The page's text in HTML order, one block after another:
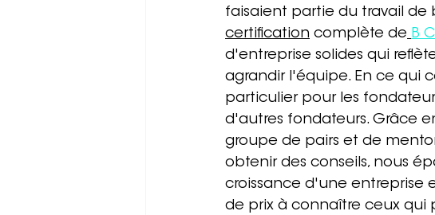
faisaient partie du travail
certification complète de B
d'entreprise solides qui
agrandir l'équipe. En ce qui
particulier pour les
d'autres fondateurs. Grâce
groupe de pairs et de
obtenir des conseils, nous
croissance d'une entreprise
de prix à connaître ceux qui